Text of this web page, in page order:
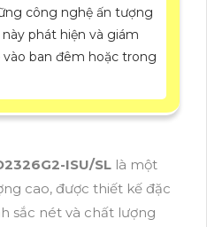
công nghệ ấn tượng
phát hiện và giám
ban đêm hoặc trong
ISU/SL là một
cao, được thiết kế đặc
sắc nét và chất lượng